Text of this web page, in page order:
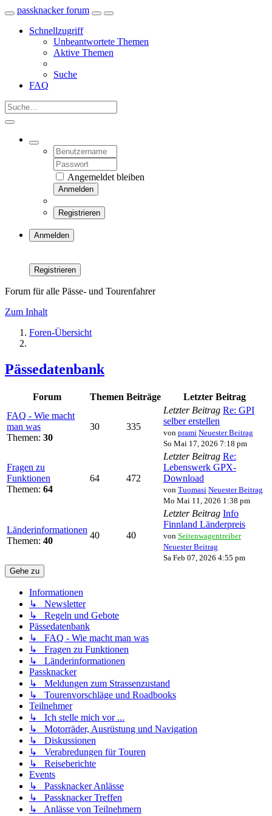
passknacker forum
Schnellzugriff
Unbeantwortete Themen
Aktive Themen
Suche
FAQ
Angemeldet bleiben
Anmelden
Registrieren
Anmelden
Registrieren
Forum für alle Pässe- und Tourenfahrer
Zum Inhalt
Foren-Übersicht
Pässedatenbank
Forum Themen Beiträge
Letzter Beitrag
FAQ - Wie macht
man was
Themen: 30
30 335
Letzter Beitrag Re: GPI
selber erstellen
von prami Neuester Beitrag
So Mai 17, 2026 7:18 pm
Fragen zu
Funktionen
Themen: 64
64 472
Letzter Beitrag Re:
Lebenswerk GPX-
Download
von Tuomasi Neuester Beitrag
Mo Mai 11, 2026 1:38 pm
Länderinformationen
Themen: 40
40 40
Letzter Beitrag Info
Finnland Länderpreis
von Seitenwagentreiber
Neuester Beitrag
Sa Feb 07, 2026 4:55 pm
Gehe zu
Informationen
↳ Newsletter
↳ Regeln und Gebote
Pässedatenbank
↳ FAQ - Wie macht man was
↳ Fragen zu Funktionen
↳ Länderinformationen
Passknacker
↳ Meldungen zum Strassenzustand
↳ Tourenvorschläge und Roadbooks
Teilnehmer
↳ Ich stelle mich vor ...
↳ Motorräder, Ausrüstung und Navigation
↳ Diskussionen
↳ Verabredungen für Touren
↳ Reiseberichte
Events
↳ Passknacker Anlässe
↳ Passknacker Treffen
↳ Anlässe von Teilnehmern